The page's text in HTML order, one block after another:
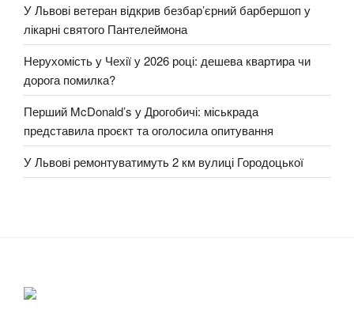
У Львові ветеран відкрив безбар’єрний барбершоп у
лікарні святого Пантелеймона
Нерухомість у Чехії у 2026 році: дешева квартира чи
дорога помилка?
Перший McDonald’s у Дрогобичі: міськрада
представила проєкт та оголосила опитування
У Львові ремонтуватимуть 2 км вулиці Городоцької